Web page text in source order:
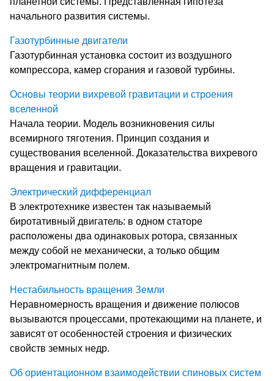
начального развития системы.
Газотурбинные двигатели
Газотурбинная установка состоит из воздушного
компрессора, камер сгорания и газовой турбины.
Основы теории вихревой гравитации и строения
вселенной
Начала теории. Модель возникновения силы
всемирного тяготения. Принцип создания и
существования вселенной. Доказательства вихревого
вращения и гравитации.
Электрический дифференциал
В электротехнике известен так называемый
биротативный двигатель: в одном статоре
расположены два одинаковых ротора, связанных
между собой не механически, а только общим
электромагнитным полем.
Нестабильность вращения Земли
Неравномерность вращения и движение полюсов
вызываются процессами, протекающими на планете, и
зависят от особенностей строения и физических
свойств земных недр.
Об ориентационном взаимодействии спиновых систем